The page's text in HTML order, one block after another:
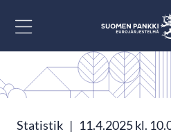
Statistik | 11.4.2025 kl.